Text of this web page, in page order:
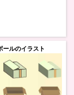
ールのイラスト